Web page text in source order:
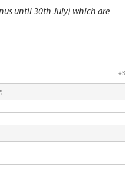
until 30th July) which are
#3